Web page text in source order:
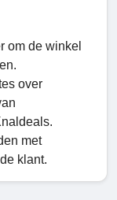
om de winkel
over
met
klant.